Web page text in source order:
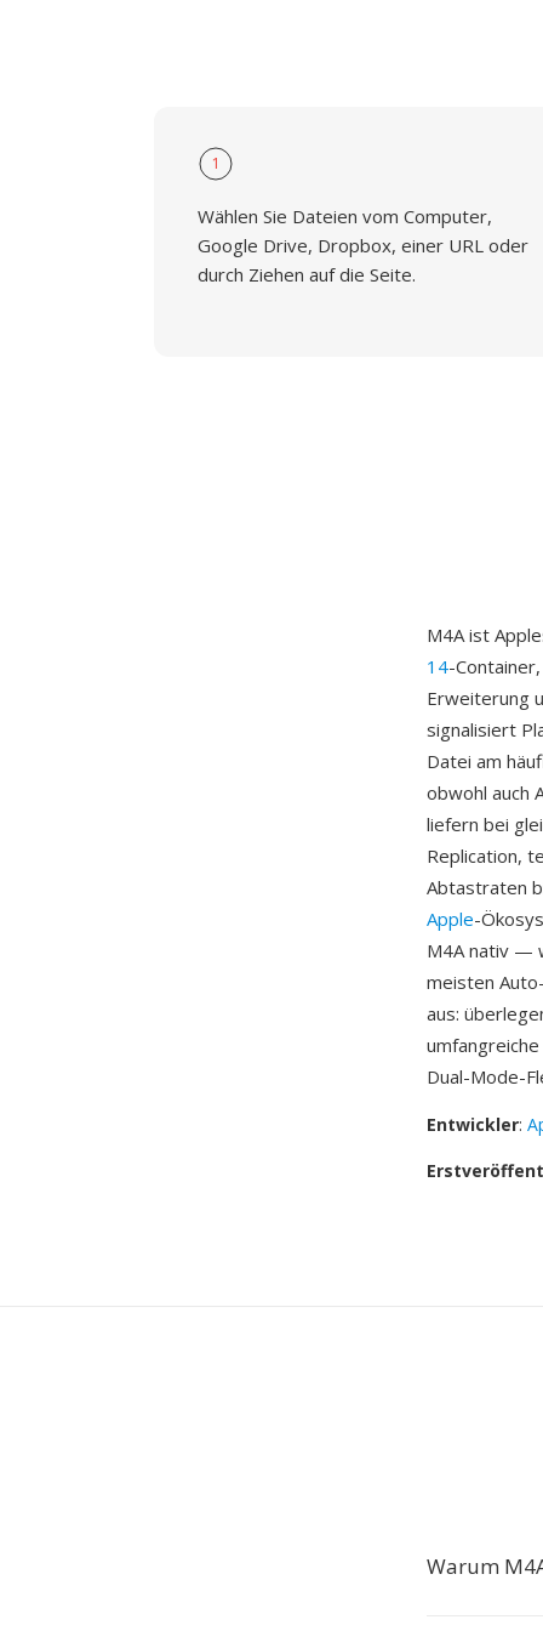
1
Wählen Sie Dateien vom Computer,
Google Drive, Dropbox, einer URL oder
durch Ziehen auf die Seite.
M4A ist
14-
Erweiterung
signalisiert
Datei am
obwohl auch
liefern bei
Replication,
Abtastraten
Apple-
M4A nativ —
meisten
aus:
Dual-Mode-
Entwickler:
Warum